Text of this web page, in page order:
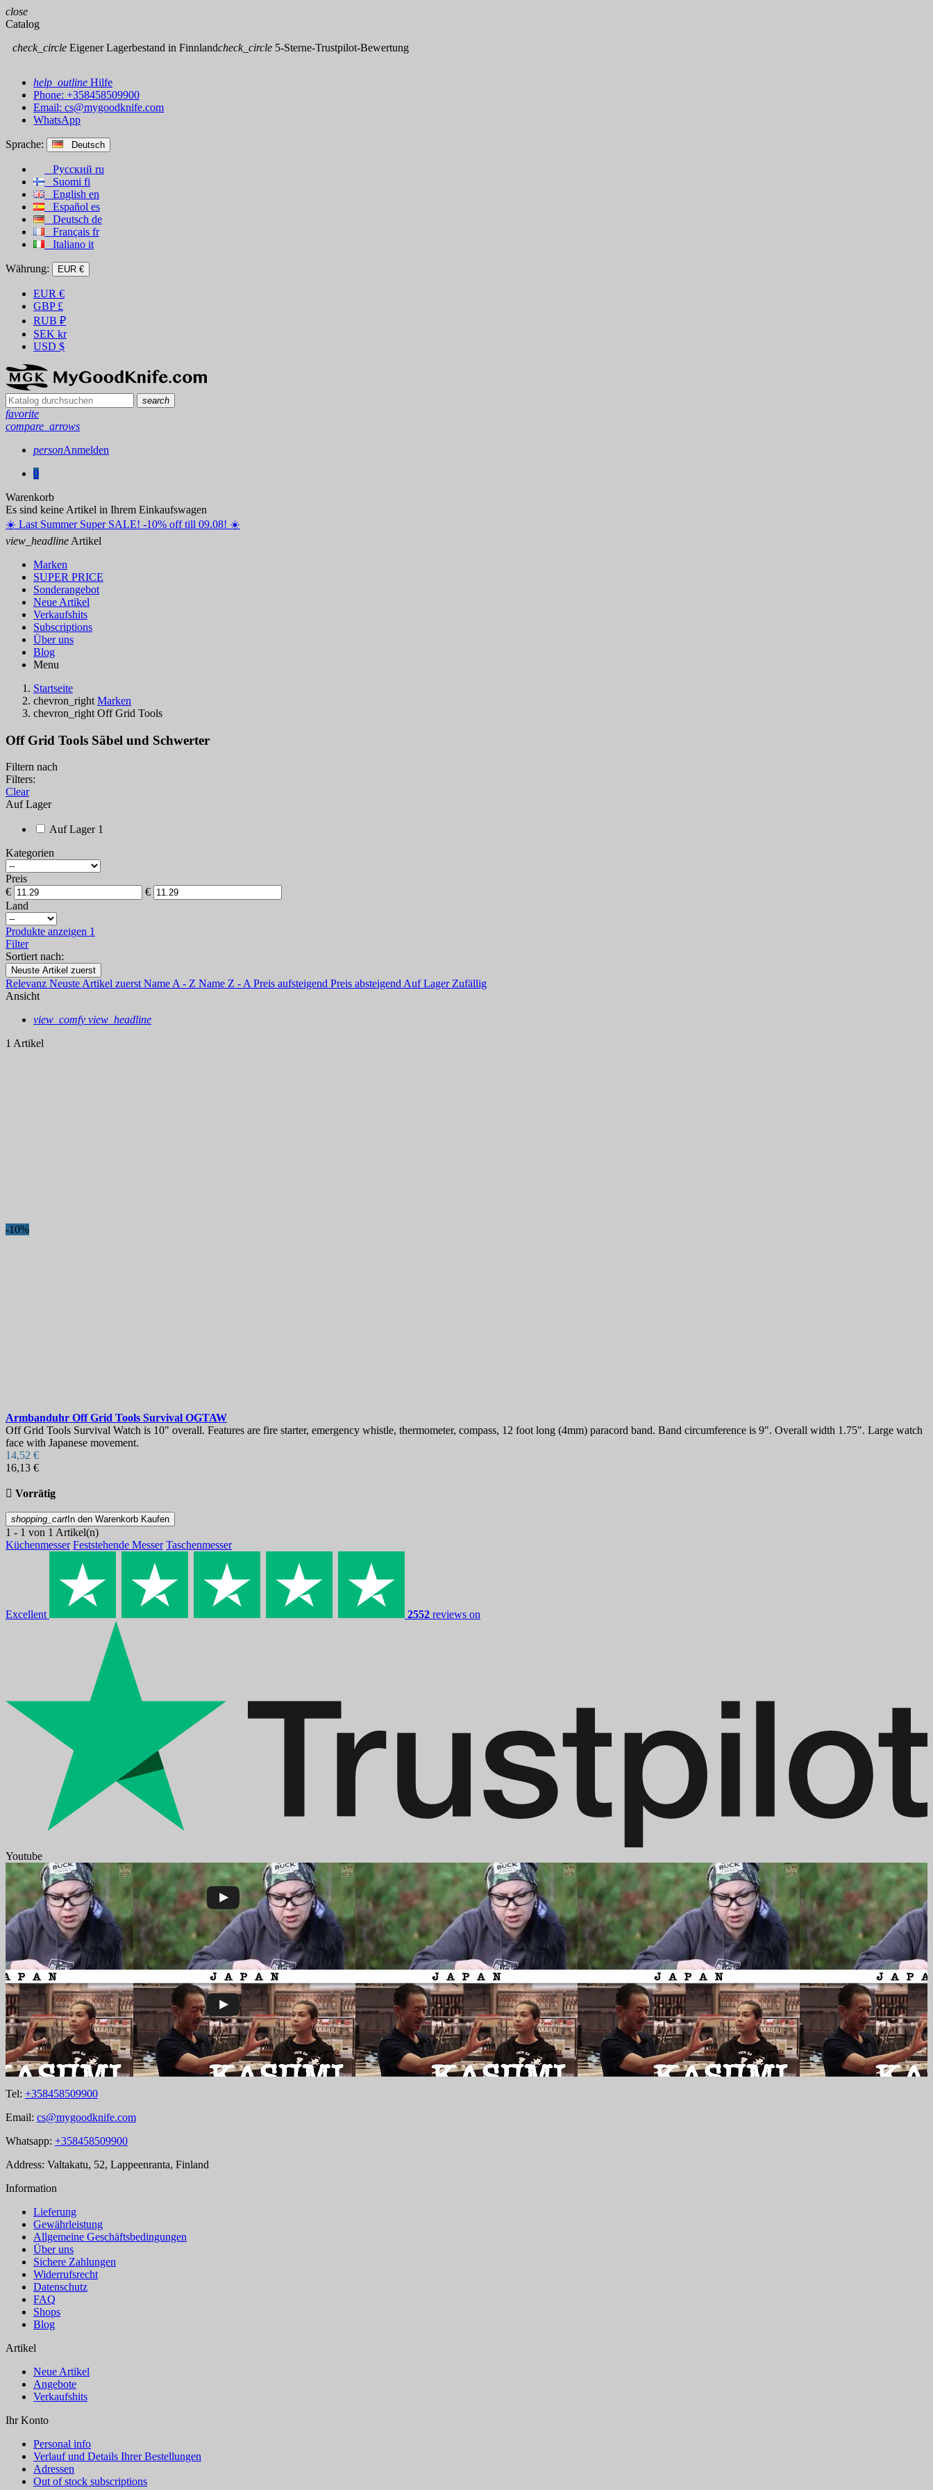
close
Catalog
check_circle Eigener Lagerbestand in Finnlandcheck_circle 5-Sterne-Trustpilot-Bewertung
help_outline Hilfe
Phone: +358458509900
Email: cs@mygoodknife.com
WhatsApp
Sprache: Deutsch
Русский ru
Suomi fi
English en
Español es
Deutsch de
Français fr
Italiano it
Währung: EUR €
EUR €
GBP £
RUB ₽
SEK kr
USD $
search
favorite
compare_arrows
personAnmelden
0
Warenkorb
Es sind keine Artikel in Ihrem Einkaufswagen
☀️ ️Last Summer Super SALE! -10% off till 09.08! ☀️
view_headline Artikel
Marken
SUPER PRICE
Sonderangebot
Neue Artikel
Verkaufshits
Subscriptions
Über uns
Blog
Menu
Startseite
chevron_right Marken
chevron_right Off Grid Tools
Off Grid Tools Säbel und Schwerter
Filtern nach
Filters:
Clear
Auf Lager
Auf Lager 1
Kategorien
Preis
€
€
Land
Produkte anzeigen 1
Filter
Sortiert nach:
Neuste Artikel zuerst
Relevanz Neuste Artikel zuerst Name A - Z Name Z - A Preis aufsteigend Preis absteigend Auf Lager Zufällig
Ansicht
view_comfy view_headline
1 Artikel
-10%
Armbanduhr Off Grid Tools Survival OGTAW
Off Grid Tools Survival Watch is 10" overall. Features are fire starter, emergency whistle, thermometer, compass, 12 foot long (4mm) paracord band. Band circumference is 9". Overall width 1.75". Large watch
face with Japanese movement.
14,52 €
16,13 €
 Vorrätig
shopping_cart In den Warenkorb Kaufen
1 - 1 von 1 Artikel(n)
Küchenmesser Feststehende Messer Taschenmesser
Excellent 2552 reviews on
Youtube
Tel: +358458509900
Email: cs@mygoodknife.com
Whatsapp: +358458509900
Address: Valtakatu, 52, Lappeenranta, Finland
Information
Lieferung
Gewährleistung
Allgemeine Geschäftsbedingungen
Über uns
Sichere Zahlungen
Widerrufsrecht
Datenschutz
FAQ
Shops
Blog
Artikel
Neue Artikel
Angebote
Verkaufshits
Ihr Konto
Personal info
Verlauf und Details Ihrer Bestellungen
Adressen
Out of stock subscriptions